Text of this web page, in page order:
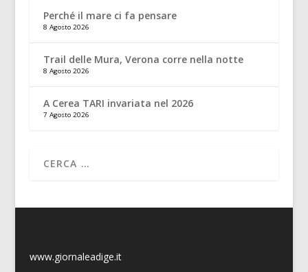
Perché il mare ci fa pensare
8 Agosto 2026
Trail delle Mura, Verona corre nella notte
8 Agosto 2026
A Cerea TARI invariata nel 2026
7 Agosto 2026
www.giornaleadige.it